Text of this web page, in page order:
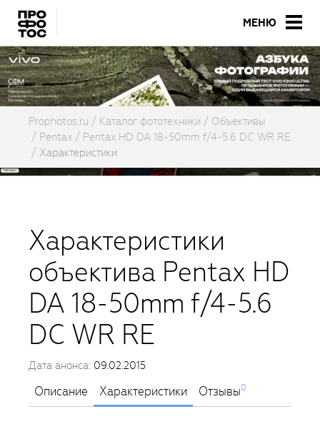
МЕНЮ
Prophotos.ru Каталог фототехники
Объективы
Pentax
Pentax HD DA 18-50mm f/4-5.6 DC WR RE
Характеристики
Характеристики
объектива Pentax HD
DA 18-50mm f/4-5.6
DC WR RE
Дата анонса: 09.02.2015
Описание Характеристики Отзывы0